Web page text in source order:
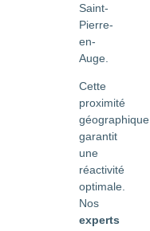
Saint-
Pierre-
en-
Auge.
Cette
proximité
géographique
garantit
une
réactivité
optimale.
Nos
experts